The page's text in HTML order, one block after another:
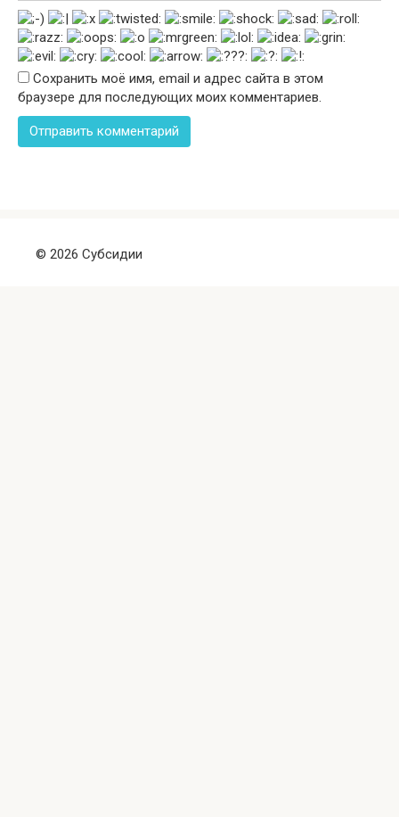
Сохранить моё имя, email и адрес сайта в этом
браузере для последующих моих комментариев.
© 2026 Субсидии